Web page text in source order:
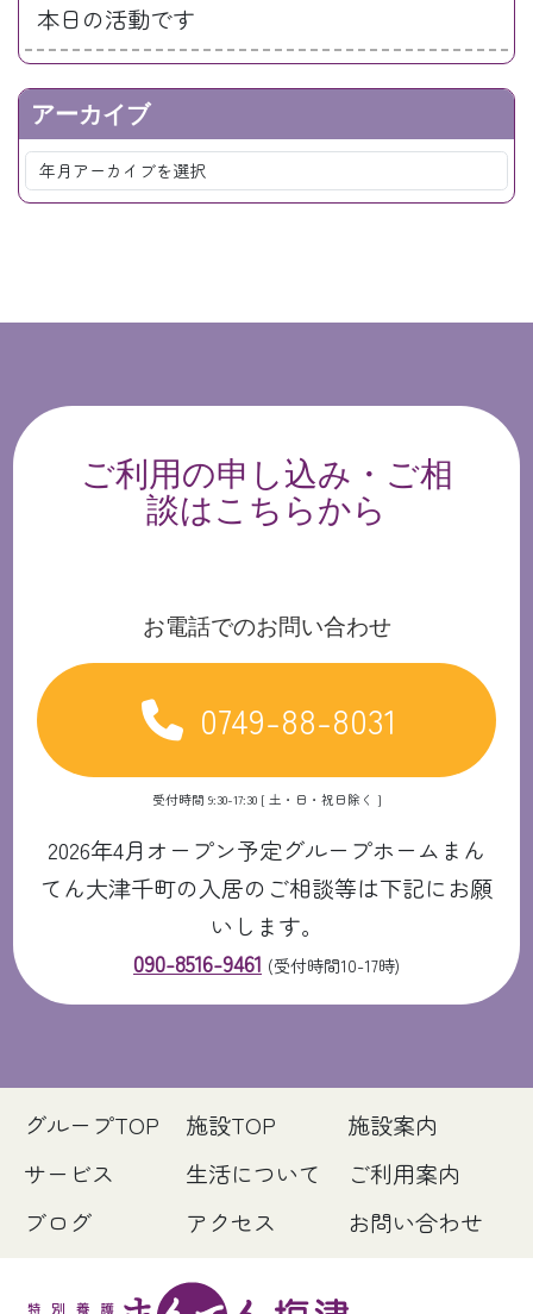
本日の活動です
アーカイブ
ご利用の申し込み・ご相
談はこちらから
お電話でのお問い合わせ
0749-88-8031
受付時間 9:30-17:30 [ 土・日・祝日除く ]
2026年4月オープン予定グループホームまん
てん大津千町の入居のご相談等は下記にお願
いします。
090-8516-9461 (受付時間10-17時)
グループTOP 施設TOP
施設案内
サービス
生活について
ご利用案内
ブログ
アクセス お問い合わせ